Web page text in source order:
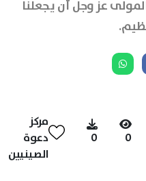
عز وجل أن يجعلنا
0
0
مركز
دعوة
الصينيين